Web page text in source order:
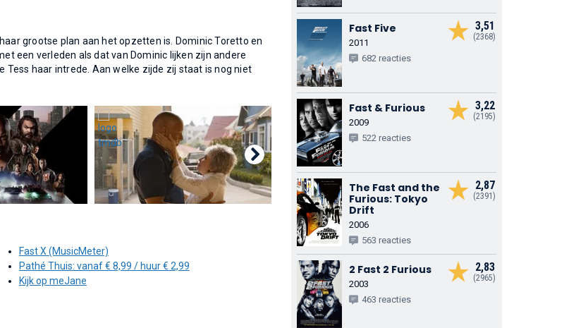
grootse plan aan het opzetten is. Dominic Toretto en
een verleden als dat van Dominic lijken zijn andere
haar intrede. Aan welke zijde zij staat is nog niet
Fast X (MusicMeter)
Pathé Thuis: vanaf € 8,99 / huur € 2,99
Kijk op meJane
3,51
(2368)
Fast Five
2011
682 reacties
3,22
(2195)
Fast & Furious
2009
522 reacties
2,87
(2391)
The Fast and the
Furious: Tokyo
Drift
2006
563 reacties
2,83
(2965)
2 Fast 2 Furious
2003
463 reacties